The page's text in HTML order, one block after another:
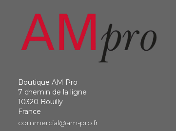
Boutique AM Pro
7 chemin de la ligne
10320 Bouilly
France
commercial@am-pro.fr